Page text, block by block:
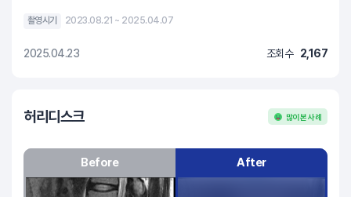
촬영시기 2023.08.21 ~ 2025.04.07
2025.04.23 조회수 2,167
허리디스크 많이 본 사례
Before After